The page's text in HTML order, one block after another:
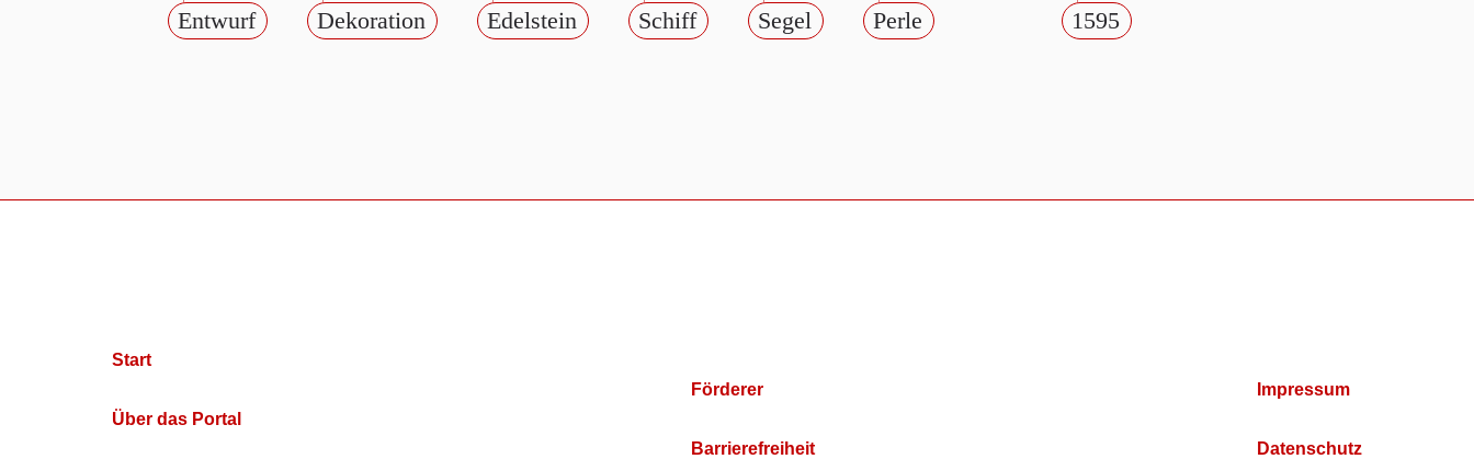
Entwurf Dekoration Edelstein Schiff Segel Perle 1595
Start
Über das Portal
Förderer
Barrierefreiheit
Impressum
Datenschutz